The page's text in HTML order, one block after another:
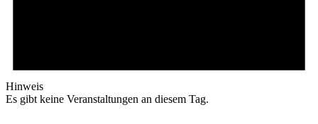
Hinweis
Es gibt keine Veranstaltungen an diesem Tag.